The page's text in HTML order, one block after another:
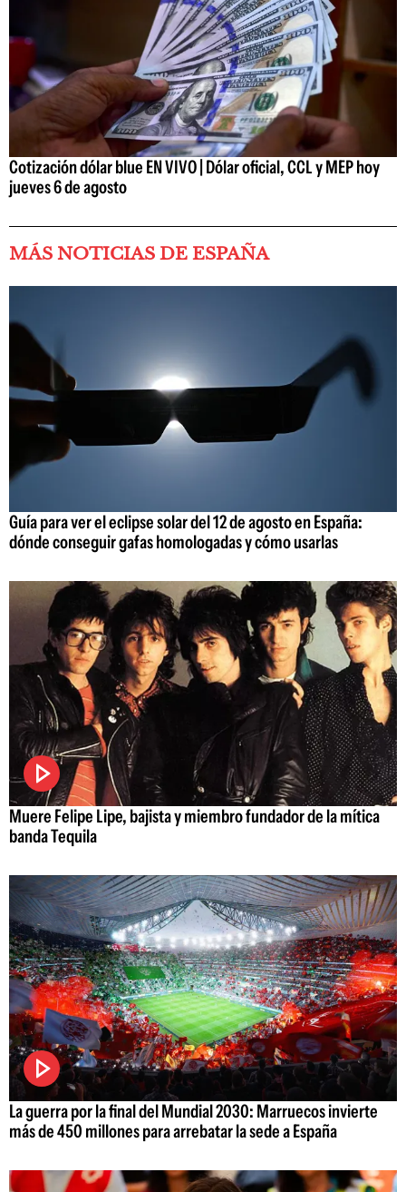
Cotización dólar blue EN VIVO | Dólar oficial, CCL y MEP hoy
jueves 6 de agosto
MÁS NOTICIAS DE ESPAÑA
Guía para ver el eclipse solar del 12 de agosto en España:
dónde conseguir gafas homologadas y cómo usarlas
Muere Felipe Lipe, bajista y miembro fundador de la mítica
banda Tequila
La guerra por la final del Mundial 2030: Marruecos invierte
más de 450 millones para arrebatar la sede a España